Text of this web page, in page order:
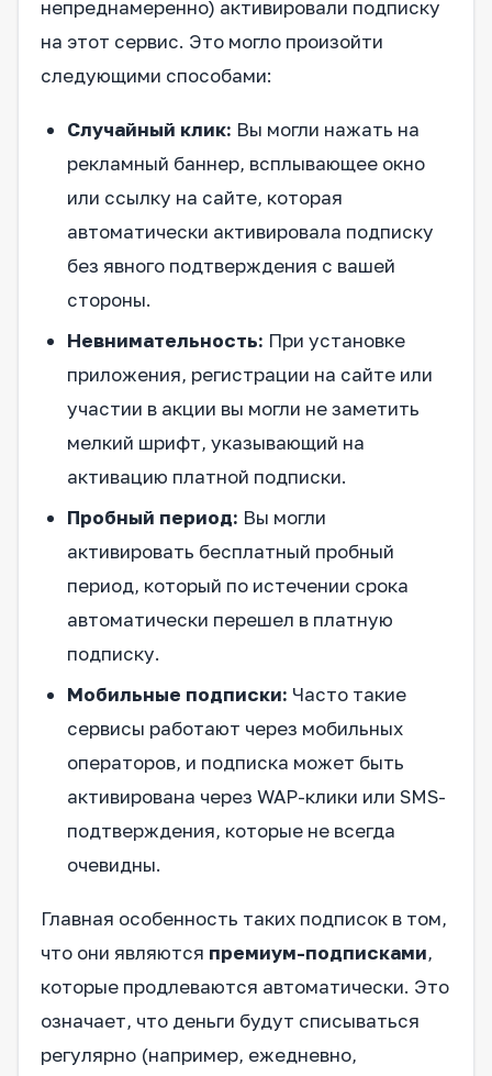
непреднамеренно) активировали подписку
на этот сервис. Это могло произойти
следующими способами:
Случайный клик: Вы могли нажать на
рекламный баннер, всплывающее окно
или ссылку на сайте, которая
автоматически активировала подписку
без явного подтверждения с вашей
стороны.
Невнимательность: При установке
приложения, регистрации на сайте или
участии в акции вы могли не заметить
мелкий шрифт, указывающий на
активацию платной подписки.
Пробный период: Вы могли
активировать бесплатный пробный
период, который по истечении срока
автоматически перешел в платную
подписку.
Мобильные подписки: Часто такие
сервисы работают через мобильных
операторов, и подписка может быть
активирована через WAP-клики или SMS-
подтверждения, которые не всегда
очевидны.
Главная особенность таких подписок в том,
что они являются премиум-подписками,
которые продлеваются автоматически. Это
означает, что деньги будут списываться
регулярно (например, ежедневно,